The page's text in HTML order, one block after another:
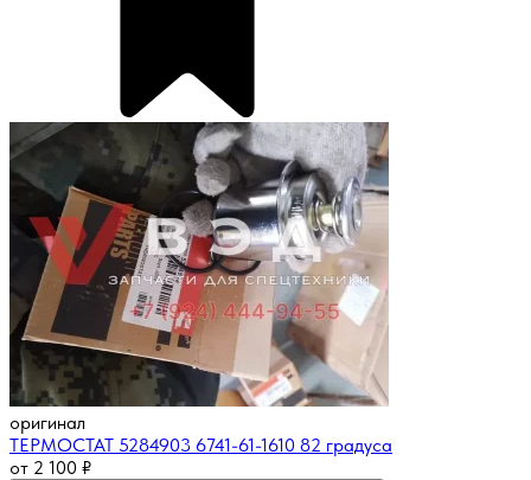
оригинал
ТЕРМОСТАТ 5284903 6741-61-1610 82 градуса
от 2 100 ₽